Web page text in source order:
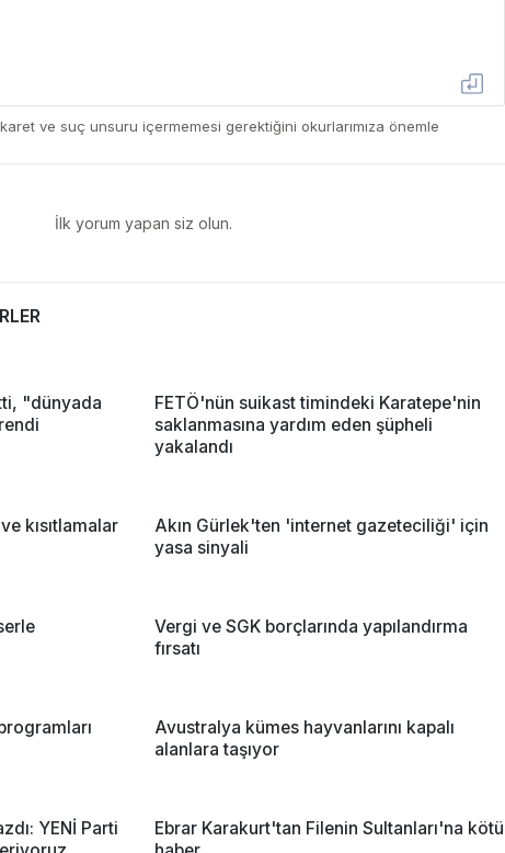
ve suç unsuru içermemesi gerektiğini okurlarımıza önemle
İlk yorum yapan siz olun.
"dünyada
FETÖ'nün suikast timindeki Karatepe'nin
saklanmasına yardım eden şüpheli
yakalandı
kısıtlamalar
Akın Gürlek'ten 'internet gazeteciliği' için
yasa sinyali
Vergi ve SGK borçlarında yapılandırma
fırsatı
Avustralya kümes hayvanlarını kapalı
alanlara taşıyor
YENİ Parti
Ebrar Karakurt'tan Filenin Sultanları'na kötü